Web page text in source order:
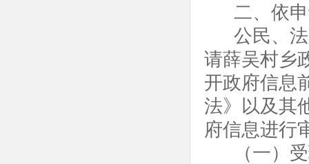
二、依
公民、
请薛吴村乡
开政府信息
法》以及其
府信息进行
（一）